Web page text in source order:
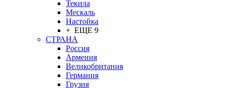
Текила
Мескаль
Настойка
+ ЕЩЕ 9
СТРАНА
Россия
Армения
Великобритания
Германия
Грузия